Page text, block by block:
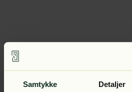
Samtykke Detaljer